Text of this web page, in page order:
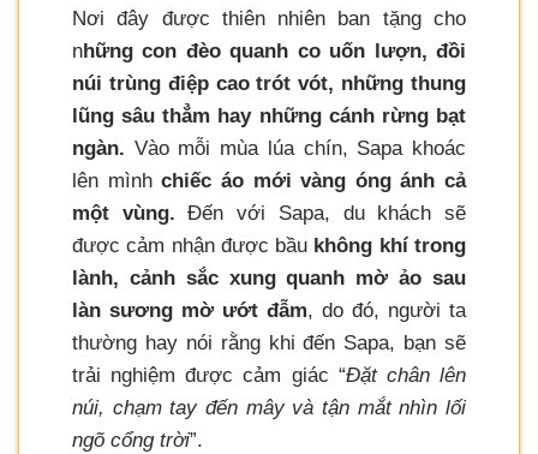
Nơi đây được thiên nhiên ban tặng cho
những con đèo quanh co uốn lượn, đồi
núi trùng điệp cao trót vót, những thung
lũng sâu thẳm hay những cánh rừng bạt
ngàn. Vào mỗi mùa lúa chín, Sapa khoác
lên mìnhchiếc áo mới vàng óng ánh cả
một vùng. Đến với Sapa, du khách sẽ
được cảm nhận được bầu không khí trong
lành, cảnh sắc xung quanh mờ ảo sau
làn sương mờ ướt đẫm, do đó, người ta
thường hay nói rằng khi đến Sapa, bạn sẽ
trải nghiệm được cảm giác “Đặt chân lên
núi, chạm tay đến mây và tận mắt nhìn lối
ngõ cổng trời”.